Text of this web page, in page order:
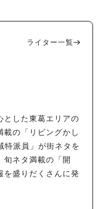
ライター一覧
とした東葛エリアの
載の「リビングかし
特派員」が街ネタを
旬ネタ満載の「開
を盛りだくさんに発